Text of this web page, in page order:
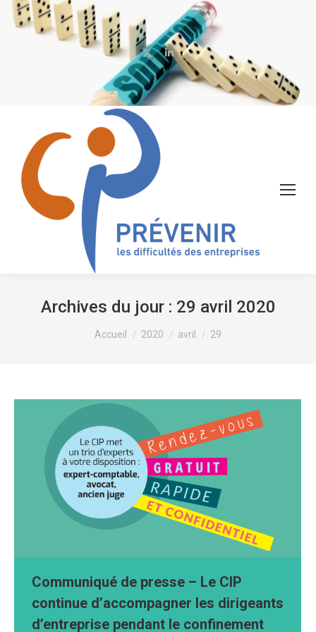
X
page
opens
in
window
LinkedIn
page
opens
Archives du jour : 29 avril 2020
Vous êtes ici :
Accueil 2020 avril 29
Communiqué de presse – Le CIP
continue d’accompagner les dirigeants
d’entreprise pendant le confinement